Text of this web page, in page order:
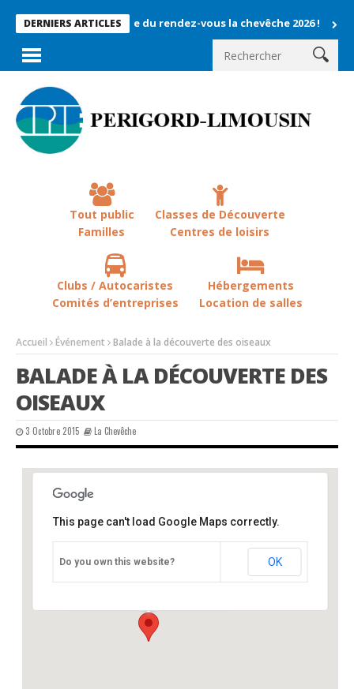
DERNIERS ARTICLES
Rétrospective du rendez-vous la chevêche 2026 ! La
Tout public
Familles
Classes de Découverte
Centres de loisirs
Clubs / Autocaristes
Comités d’entreprises
Hébergements
Location de salles
Accueil Événement Balade à la découverte des oiseaux
BALADE À LA DÉCOUVERTE DES
OISEAUX
3 Octobre 2015 La Chevêche
office de tourisme, Saint-Junien, 87
Événements
This page can't load Google Maps correctly.
Do you own this website? OK